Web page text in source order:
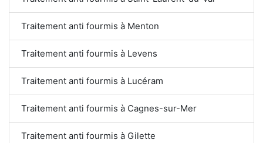
Traitement anti fourmis à Menton
Traitement anti fourmis à Levens
Traitement anti fourmis à Lucéram
Traitement anti fourmis à Cagnes-sur-Mer
Traitement anti fourmis à Gilette